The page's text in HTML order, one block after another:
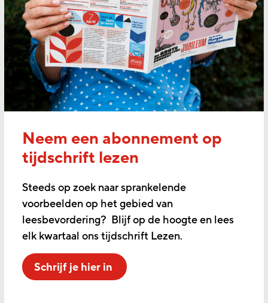
Neem een abonnement op
tijdschrift lezen
Steeds op zoek naar sprankelende
voorbeelden op het gebied van
leesbevordering? Blijf op de hoogte en lees
elk kwartaal ons tijdschrift Lezen.
Schrijf je hier in